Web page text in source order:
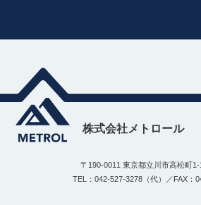
株式会社メトロール
〒190-0011 東京都立川市高松町
TEL：042-527-3278（代）／FAX：